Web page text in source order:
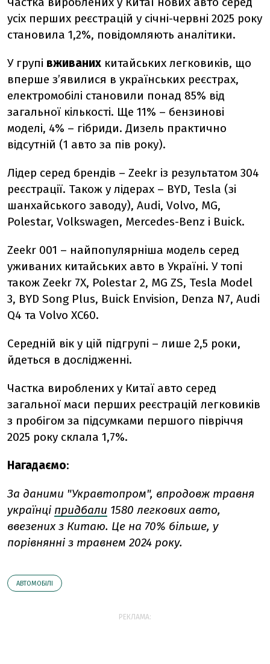
усіх перших реєстрацій у січні-червні 2025 року
становила 1,2%, повідомляють аналітики.
У групі вживаних китайських легковиків, що
вперше з’явилися в українських реєстрах,
електромобілі становили понад 85% від
загальної кількості. Ще 11% – бензинові
моделі, 4% – гібриди. Дизель практично
відсутній (1 авто за пів року).
Лідер серед брендів – Zeekr із результатом 304
реєстрації. Також у лідерах – BYD, Tesla (зі
шанхайського заводу), Audi, Volvo, MG,
Polestar, Volkswagen, Mercedes-Benz і Buick.
Zeekr 001 – найпопулярніша модель серед
уживаних китайських авто в Україні. У топі
також Zeekr 7X, Polestar 2, MG ZS, Tesla Model
3, BYD Song Plus, Buick Envision, Denza N7, Audi
Q4 та Volvo XC60.
Середній вік у цій підгрупі – лише 2,5 роки,
йдеться в дослідженні.
Частка вироблених у Китаї авто серед
загальної маси перших реєстрацій легковиків
з пробігом за підсумками першого півріччя
2025 року склала 1,7%.
Нагадаємо:
За даними "Укравтопром", впродовж травня
українці придбали 1580 легкових авто,
ввезених з Китаю. Це на 70% більше, у
порівнянні з травнем 2024 року.
АВТОМОБІЛІ
РЕКЛАМА: